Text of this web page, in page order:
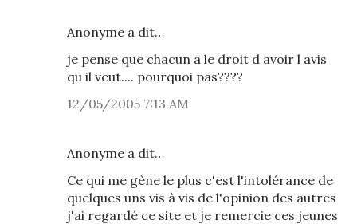
Anonyme a dit…
je pense que chacun a le droit d avoir l avis
qu il veut.... pourquoi pas????
12/05/2005 7:13 AM
Anonyme a dit…
Ce qui me gène le plus c'est l'intolérance de
quelques uns vis à vis de l'opinion des autres
j'ai regardé ce site et je remercie ces jeunes